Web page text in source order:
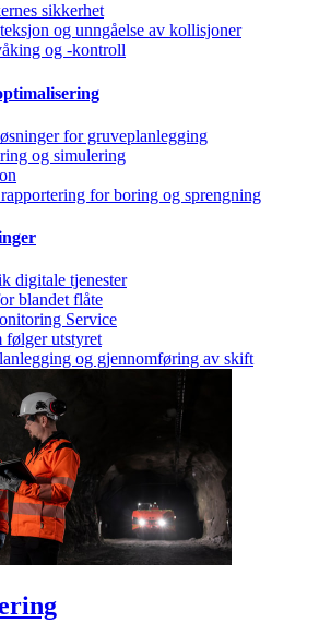
sikkerhet
og unngåelse av kollisjoner
og -kontroll
for gruveplanlegging
og simulering
for boring og sprengning
digitale tjenester
blandet flåte
Service
følger utstyret
og gjennomføring av skift